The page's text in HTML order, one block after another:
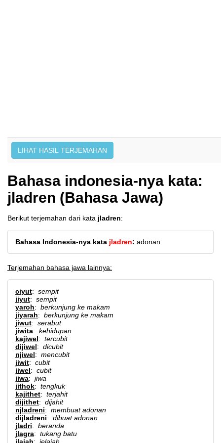
Bahasa indonesia-nya kata:
jladren (Bahasa Jawa)
Berikut terjemahan dari kata jladren:
Bahasa Indonesia-nya kata jladren: adonan
Terjemahan bahasa jawa lainnya:
ciyut: sempit
jiyut: sempit
yaroh: berkunjung ke makam
jiyarah: berkunjung ke makam
jiwut: serabut
jiwita: kehidupan
kajiwel: tercubit
dijiwel: dicubit
njiwel: mencubit
jiwit: cubit
jiwel: cubit
jiwa: jiwa
jithok: tengkuk
kajithet: terjahit
dijithet: dijahit
njladreni: membuat adonan
dijladreni: dibuat adonan
jladri: beranda
jlagra: tukang batu